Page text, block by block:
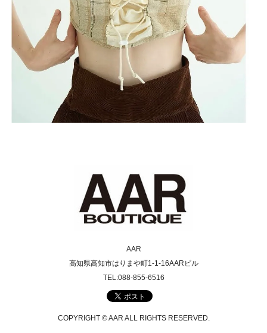
AAR
高知県高知市はりまや町1-1-16AARビル
TEL:088-855-6516
COPYRIGHT © AAR ALL RIGHTS RESERVED.